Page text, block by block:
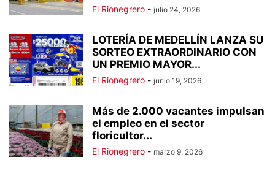
El Rionegrero - julio 24, 2026
LOTERÍA DE MEDELLÍN LANZA SU
SORTEO EXTRAORDINARIO CON
UN PREMIO MAYOR...
El Rionegrero - junio 19, 2026
Más de 2.000 vacantes impulsan
el empleo en el sector
floricultor...
El Rionegrero - marzo 9, 2026